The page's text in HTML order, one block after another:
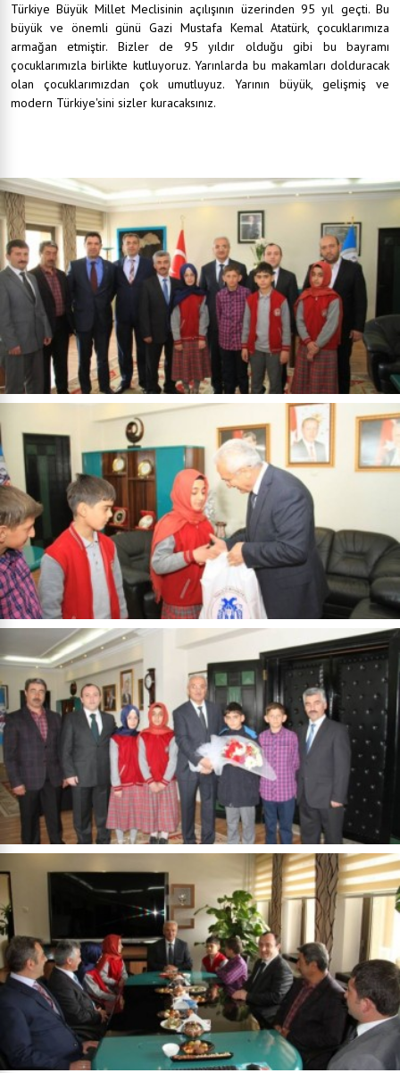
Türkiye Büyük Millet Meclisinin açılışının üzerinden 95 yıl geçti. Bu
büyük ve önemli günü Gazi Mustafa Kemal Atatürk, çocuklarımıza
armağan etmiştir. Bizler de 95 yıldır olduğu gibi bu bayramı
çocuklarımızla birlikte kutluyoruz. Yarınlarda bu makamları dolduracak
olan çocuklarımızdan çok umutluyuz. Yarının büyük, gelişmiş ve
modern Türkiye'sini sizler kuracaksınız.